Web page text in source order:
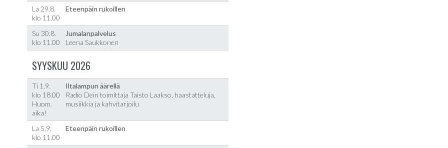
La 29.8.
klo 11.00
Eteenpäin rukoillen
Su 30.8.
klo 11.00
Jumalanpalvelus
Leena Saukkonen
SYYSKUU 2026
Ti 1.9.
klo 18.00
Huom.
aika!
Iltalampun äärellä
Radio Dein toimittaja Taisto Laakso, haastatteluja,
musiikkia ja kahvitarjoilu
La 5.9.
klo 11.00
Eteenpäin rukoillen